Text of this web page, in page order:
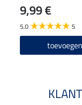
9,99 €
5.0 5
toevoegen